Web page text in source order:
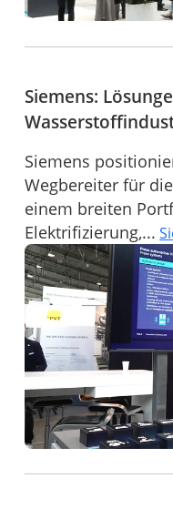
Siemens:
Siemens
Wegbereiter für
einem breiten
Elektrifizierung,...